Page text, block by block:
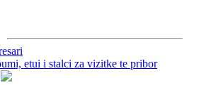
etui i stalci za vizitke te pribor